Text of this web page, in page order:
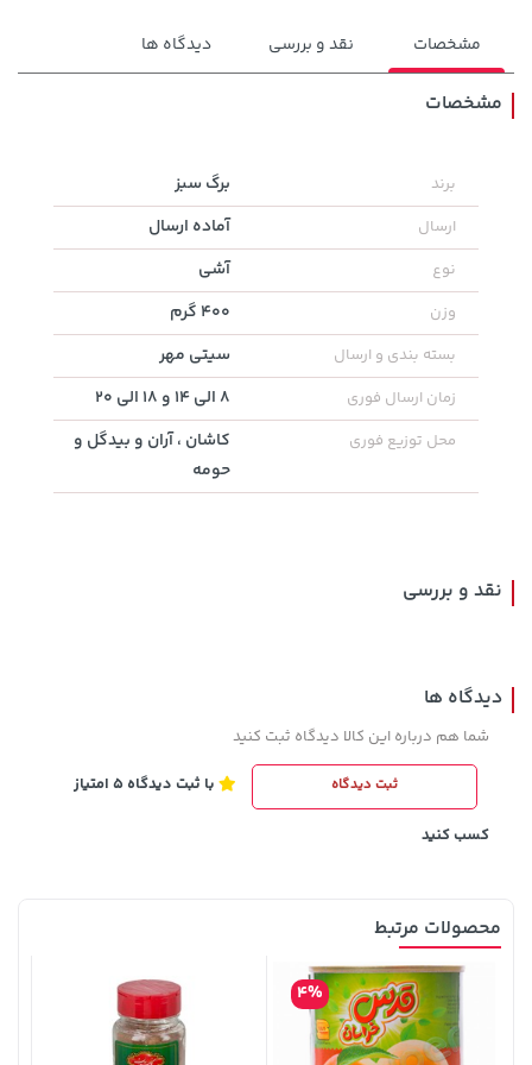
1,143,000 تومان
1,187,000
68,080,000 تومان
57,580,000 تومان خرید 28,780,000 تومان خرید
244,000
خرید
70,000 تومان
مشخصات نقد و بررسی دیدگاه ها
مشخصات
برند برگ سبز
ارسال آماده ارسال
نوع آشی
وزن 400 گرم
بسته بندی و ارسال سیتی مهر
زمان ارسال فوری 8 الی 14 و 18 الی 20
محل توزیع فوری
کاشان ، آران و بیدگل و
حومه
نقد و بررسی
دیدگاه ها
شما هم درباره این کالا دیدگاه ثبت کنید
ثبت دیدگاه با ثبت دیدگاه 5 امتیاز
کسب کنید
محصولات مرتبط
4%